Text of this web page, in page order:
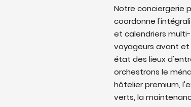
Notre conciergerie
coordonne
et calendriers
voyageurs avant et
état des lieux
orchestrons le
hôtelier premium,
verts, la